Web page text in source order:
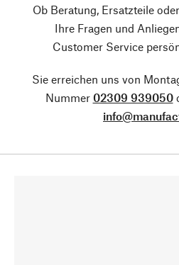
Ob Beratung, Ersatzteile
Ihre Fragen und
Customer Service
Sie erreichen uns von
Nummer 02309 939050